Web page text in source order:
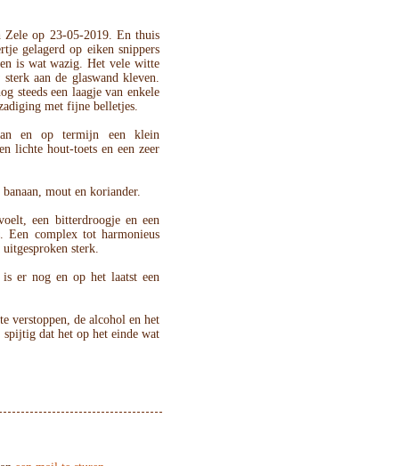
op 23-05-2019. En thuis
gelagerd op eiken snippers
is wat wazig. Het vele witte
aan de glaswand kleven.
steeds een laagje van enkele
met fijne belletjes.
en op termijn een klein
lichte hout-toets en een zeer
mout en koriander.
een bitterdroogje en een
Een complex tot harmonieus
sterk.
er nog en op het laatst een
verstoppen, de alcohol en het
dat het op het einde wat